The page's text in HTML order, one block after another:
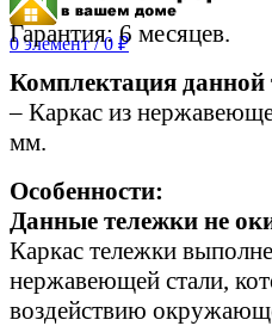
0элемент / 0 ₽
Гарантия: 6 месяцев.
Комплектация данной
– Каркас из
мм.
Особенности:
Данные тележки не
Каркас тележки
нержавеющей стали,
воздействию